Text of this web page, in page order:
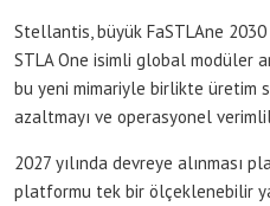
Stellantis, büyük FaSTLAne
STLA One isimli global modüler
bu yeni mimariyle birlikte üretim
azaltmayı ve operasyonel
2027 yılında devreye alınması
platformu tek bir ölçeklenebilir